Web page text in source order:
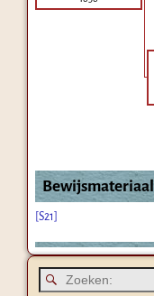
Bewijsmateriaal
[S21]